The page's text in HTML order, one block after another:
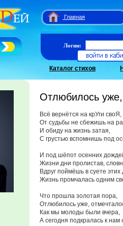
Главная
Логин:
Каталог стихов
Отлюбилось
Всё вернётся на крУги своЯ,
От судьбы не сбежишь на
И обиду на жизнь затая,
С грустью вспомнишь под
И под шёпот осенних
Жизни дни пролистав,
Вдруг поймёшь в суете этих
Жизнь промчалась одним
Что прошла золотая пора,
Отлюбилось уже,
Как мы молоды были вчера,
А сегодня подкралась к нам